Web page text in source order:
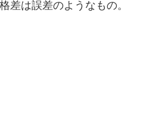
差は誤差のようなもの。